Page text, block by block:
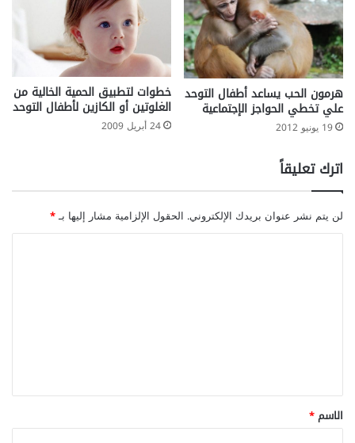
هرمون الحب يساعد أطفال التوحد
علي تخطي الحواجز الإجتماعية
19 يونيو 2012
خطوات لتطبيق الحمية الخالية من
الغلوتين أو الكازين لأطفال التوحد
24 أبريل 2009
اترك تعليقاً
لن يتم نشر عنوان بريدك الإلكتروني. الحقول الإلزامية مشار إليها بـ*
*
الاسم*